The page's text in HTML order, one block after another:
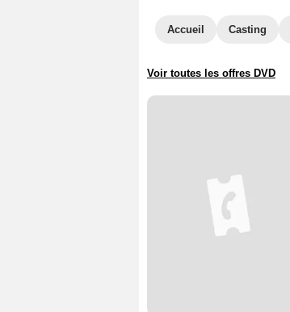
Accueil Casting
Voir toutes les offres DVD